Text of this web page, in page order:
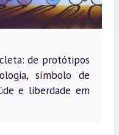
de protótipos
símbolo de
e liberdade em